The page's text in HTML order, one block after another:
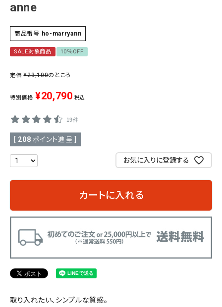
キモノ読ミモノ
SHOPPING GUIDE
ABOUT
INFORMATION
anne
商品番号 ho-marryann
SALE対象商品 10％OFF
定価 ¥23,100のところ
特別価格 ¥20,790 税込
19件
208 ポイント進呈 ]
お気に入りに登録する
カートに入れる
取り入れたい、シンプルな質感。